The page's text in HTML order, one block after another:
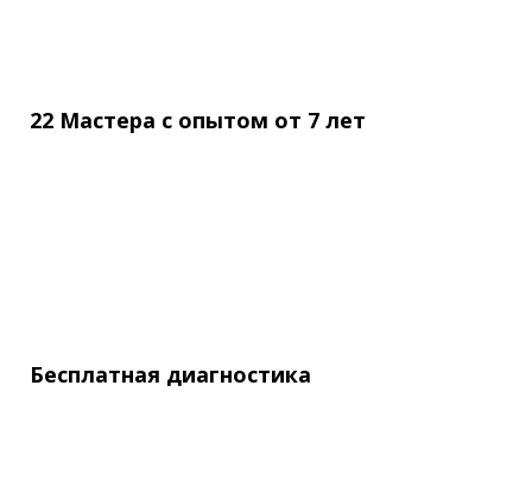
22 Мастера с опытом от 7 лет
Бесплатная диагностика